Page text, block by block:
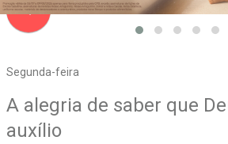
Segunda-feira
navigate_before
A alegria de saber que
auxílio